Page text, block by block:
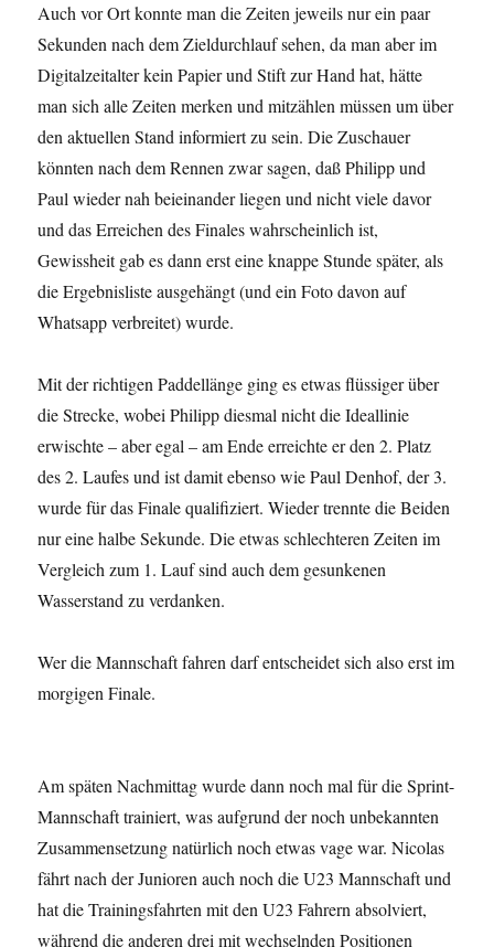
Auch vor Ort konnte man die Zeiten jeweils nur ein paar
Sekunden nach dem Zieldurchlauf sehen, da man aber im
Digitalzeitalter kein Papier und Stift zur Hand hat, hätte
man sich alle Zeiten merken und mitzählen müssen um über
den aktuellen Stand informiert zu sein. Die Zuschauer
könnten nach dem Rennen zwar sagen, daß Philipp und
Paul wieder nah beieinander liegen und nicht viele davor
und das Erreichen des Finales wahrscheinlich ist,
Gewissheit gab es dann erst eine knappe Stunde später, als
die Ergebnisliste ausgehängt (und ein Foto davon auf
Whatsapp verbreitet) wurde.
Mit der richtigen Paddellänge ging es etwas flüssiger über
die Strecke, wobei Philipp diesmal nicht die Ideallinie
erwischte – aber egal – am Ende erreichte er den 2. Platz
des 2. Laufes und ist damit ebenso wie Paul Denhof, der 3.
wurde für das Finale qualifiziert. Wieder trennte die Beiden
nur eine halbe Sekunde. Die etwas schlechteren Zeiten im
Vergleich zum 1. Lauf sind auch dem gesunkenen
Wasserstand zu verdanken.
Wer die Mannschaft fahren darf entscheidet sich also erst im
morgigen Finale.
Am späten Nachmittag wurde dann noch mal für die Sprint-
Mannschaft trainiert, was aufgrund der noch unbekannten
Zusammensetzung natürlich noch etwas vage war. Nicolas
fährt nach der Junioren auch noch die U23 Mannschaft und
hat die Trainingsfahrten mit den U23 Fahrern absolviert,
während die anderen drei mit wechselnden Positionen